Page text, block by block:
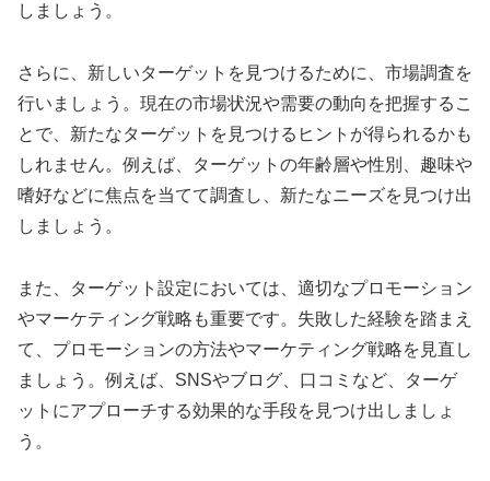
しましょう。
さらに、新しいターゲットを見つけるために、市場調査を
行いましょう。現在の市場状況や需要の動向を把握するこ
とで、新たなターゲットを見つけるヒントが得られるかも
しれません。例えば、ターゲットの年齢層や性別、趣味や
嗜好などに焦点を当てて調査し、新たなニーズを見つけ出
しましょう。
また、ターゲット設定においては、適切なプロモーション
やマーケティング戦略も重要です。失敗した経験を踏まえ
て、プロモーションの方法やマーケティング戦略を見直し
ましょう。例えば、SNSやブログ、口コミなど、ターゲ
ットにアプローチする効果的な手段を見つけ出しましょ
う。